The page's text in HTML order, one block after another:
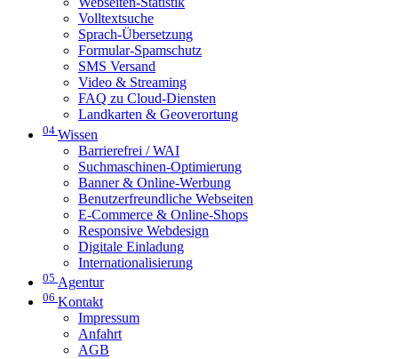
Volltextsuche
Sprach-Übersetzung
Formular-Spamschutz
SMS Versand
Video & Streaming
FAQ zu Cloud-Diensten
Landkarten & Geoverortung
04 Wissen
Barrierefrei / WAI
Suchmaschinen-Optimierung
Banner & Online-Werbung
Benutzerfreundliche Webseiten
E-Commerce & Online-Shops
Responsive Webdesign
Digitale Einladung
Internationalisierung
05 Agentur
06 Kontakt
Impressum
Anfahrt
AGB